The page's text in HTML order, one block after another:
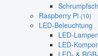
Raspberry Pi (10)
LED-Beleuchtung
LED-
LED-